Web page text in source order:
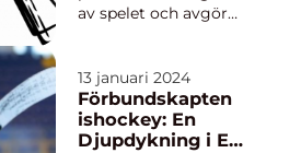
...
av spelet och avgör
grundnivå går det ut
på att poäng delas ut
när bollen inte studsar
korrekt eller går
13 januari 2024
Förbundskapten
ishockey: En
Djupdykning i En